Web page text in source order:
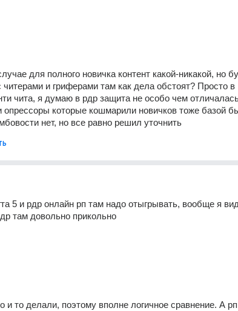
для полного новичка контент какой-никакой, но
и гриферами там как дела обстоят? Просто в
чита, я думаю в рдр защита не особо чем
опрессоры которые кошмарили новичков тоже базой
нет, но все равно решил уточнить
5 и рдр онлайн рп там надо отыгрывать, вообще я
там довольно прикольно
и то делали, поэтому вполне логичное сравнение. А